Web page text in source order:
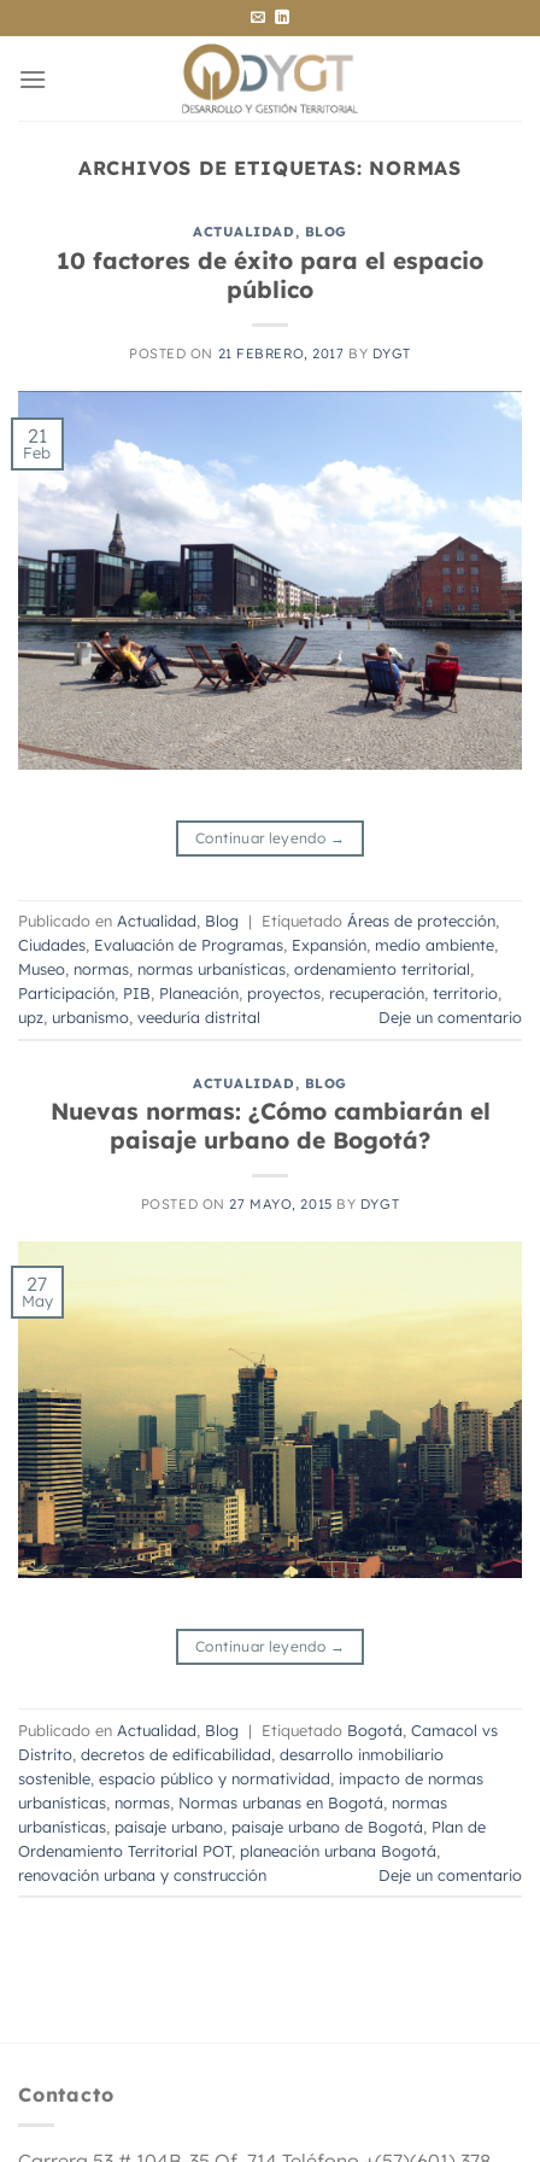
al
contenido
ARCHIVOS DE ETIQUETAS: NORMAS
ACTUALIDAD, BLOG
10 factores de éxito para el espacio
público
POSTED ON 21 FEBRERO, 2017 BY DYGT
21
Feb
Continuar leyendo →
Publicado en Actualidad Blog | Etiquetado Áreas de protección
Ciudades Evaluación de Programas Expansión medio ambiente
Museo normas normas urbanísticas ordenamiento territorial
Participación PIB Planeación proyectos recuperación territorio
upz urbanismo veeduría distrital Deje un comentario
ACTUALIDAD, BLOG
Nuevas normas: ¿Cómo cambiarán el
paisaje urbano de Bogotá?
POSTED ON27 MAYO, 2015 BY DYGT
27
May
Continuar leyendo →
Publicado en Actualidad Blog | Etiquetado Bogotá Camacol vs
Distrito decretos de edificabilidad desarrollo inmobiliario
sostenible espacio público y normatividad impacto de normas
urbanísticas normas Normas urbanas en Bogotá normas
urbanísticas paisaje urbano paisaje urbano de Bogotá Plan de
Ordenamiento Territorial POT, planeación urbana Bogotá
renovación urbana y construcción
Deje un comentario
Contacto